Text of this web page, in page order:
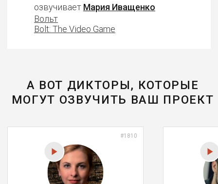
озвучивает Мария Иващенко
Вольт
Bolt: The Video Game
А ВОТ ДИКТОРЫ, КОТОРЫЕ
МОГУТ ОЗВУЧИТЬ ВАШ ПРОЕКТ
#1810